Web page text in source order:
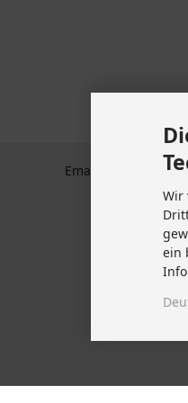
Fax +49 711 470 76
Email:
Wir
ein